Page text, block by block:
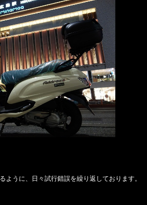
うに、日々試行錯誤を繰り返しております。